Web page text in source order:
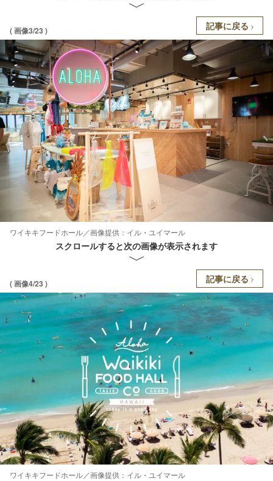
( 画像3/23 ) 記事に戻る
ワイキキフードホール／画像提供：イル・ユイマール
スクロールすると次の画像が表示されます
( 画像4/23 ) 記事に戻る
ワイキキフードホール／画像提供：イル・ユイマール